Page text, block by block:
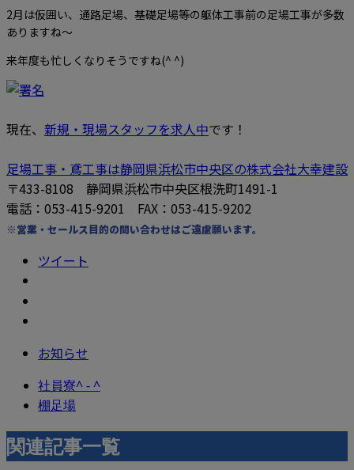
2月は仮囲い、通路足場、基礎足場等の躯体工事前の足場工事が多数
ありますね〜
来年度も忙しくなりそうですね(^ ^)
現在、 新規・現場スタッフを求人中です！
足場工事・鳶工事は静岡県浜松市中央区の株式会社大幸建設
〒433-8108 静岡県浜松市中央区根洗町1491-1
電話：053-415-9201 FAX：053-415-9202
※営業・セールス目的の問い合わせはご遠慮願います。
ツイート
お知らせ
社員寮^ - ^
棚足場
関連記事一覧